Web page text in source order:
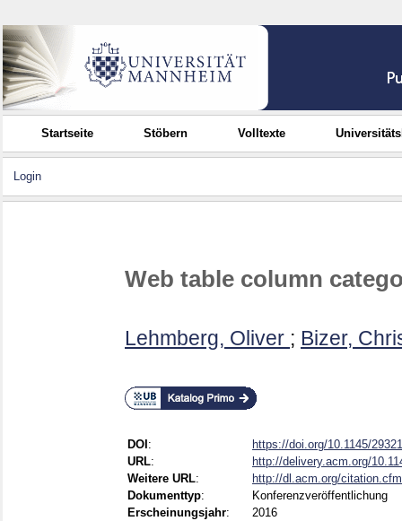
Startseite Stöbern Volltexte
Login
Web table column
Lehmberg, Oliver ; Bizer,
DOI :
https://doi.org/10.1145/
URL:
http://delivery.acm.org/
Weitere URL:
http://dl.acm.org/
Dokumenttyp:
Konferenzveröffentlichung
Erscheinungsjahr:
2016